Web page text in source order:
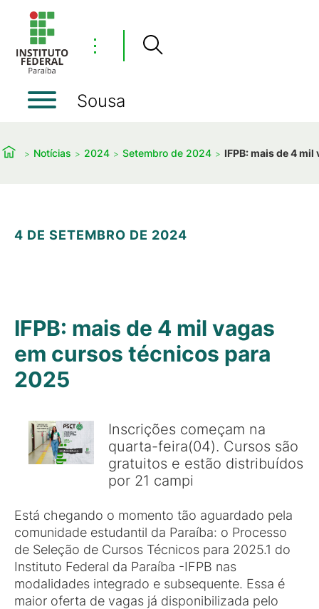
⋮
Sousa
Notícias 2024 Setembro de 2024 IFPB: mais de 4
4 DE SETEMBRO DE 2024
IFPB: mais de 4 mil vagas
em cursos técnicos para
2025
Inscrições começam na
quarta-feira(04). Cursos são
gratuitos e estão distribuídos
por 21 campi
Está chegando o momento tão aguardado pela
comunidade estudantil da Paraíba: o Processo
de Seleção de Cursos Técnicos para 2025.1 do
Instituto Federal da Paraíba -IFPB nas
modalidades integrado e subsequente. Essa é
maior oferta de vagas já disponibilizada pelo